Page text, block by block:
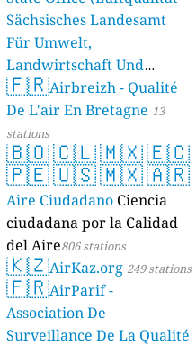
Sächsisches Landesamt
Für Umwelt,
Landwirtschaft Und
Geologie) 50 stations
🇫🇷Airbreizh - Qualité
De L'air En Bretagne 13
stations
🇧🇴🇨🇱🇲🇽🇪🇨
🇵🇪🇺🇸🇲🇽🇦🇷
Aire Ciudadano Ciencia
ciudadana por la Calidad
del Aire806 stations
🇰🇿AirKaz.org 249 stations
🇫🇷AirParif -
Association De
Surveillance De La Qualité